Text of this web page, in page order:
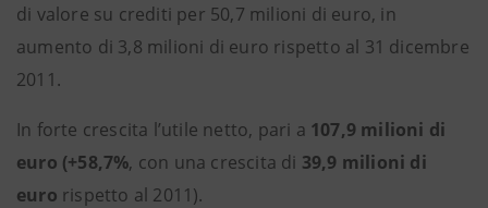
di valore su crediti per 50,7 milioni di euro, in
aumento di 3,8 milioni di euro rispetto al 31 dicembre
2011.
In forte crescita l’utile netto, pari a 107,9 milioni di
euro (+58,7%, con una crescita di 39,9 milioni di
euro rispetto al 2011).